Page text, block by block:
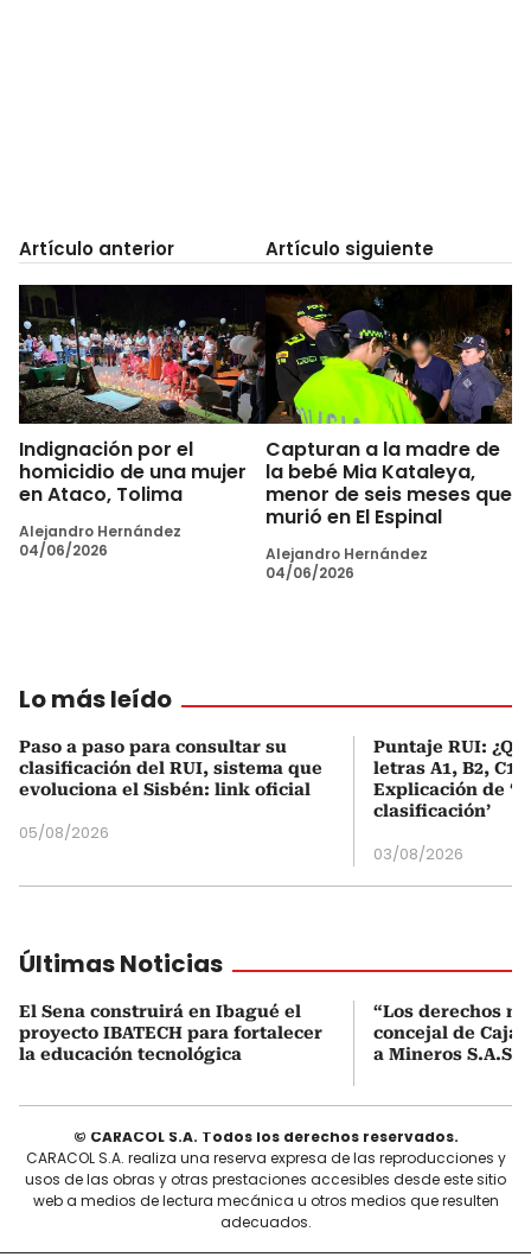
Artículo anterior
Indignación por el
homicidio de una mujer
en Ataco, Tolima
Alejandro Hernández
04/06/2026
Artículo siguiente
Capturan a la madre de
la bebé Mia Kataleya,
menor de seis meses que
murió en El Espinal
Alejandro Hernández
04/06/2026
Lo más leído
Paso a paso para consultar su
clasificación del RUI, sistema que
evoluciona el Sisbén: link oficial
05/08/2026
Puntaje RUI:
letras A1, B2, C1
Explicación de
clasificación’
03/08/2026
Últimas Noticias
El Sena construirá en Ibagué el
proyecto IBATECH para fortalecer
la educación tecnológica
“Los derechos
concejal de
a Mineros S.A.S.
© CARACOL S.A. Todos los derechos reservados.
CARACOL S.A. realiza una reserva expresa de las reproducciones y
usos de las obras y otras prestaciones accesibles desde este sitio
web a medios de lectura mecánica u otros medios que resulten
adecuados.